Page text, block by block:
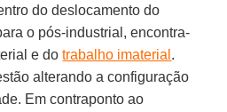
do deslocamento do
o pós-industrial, encontra-
e dotrabalho imaterial .
alterando a configuração
Em contraponto ao